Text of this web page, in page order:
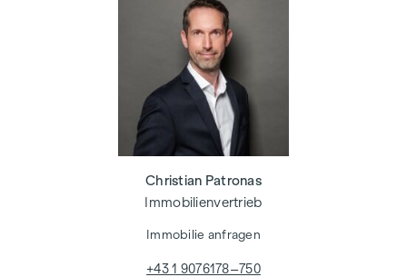
Christian Patronas
Immobilienvertrieb
Immobilie anfragen
+43 1 9076178–750